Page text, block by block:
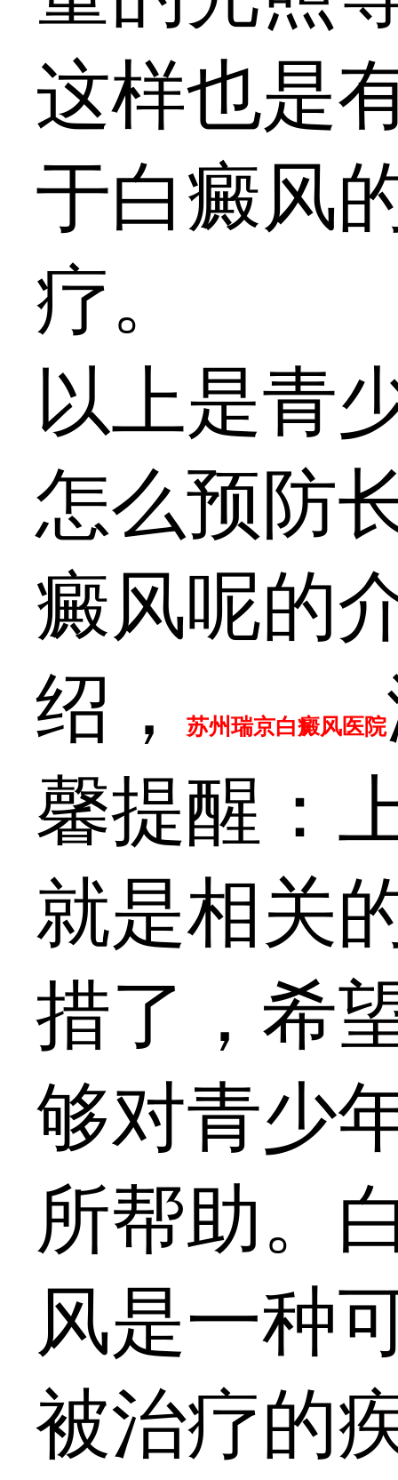
这样也是
于白癜风
疗。
以上是青
怎么预防
癜风呢的
绍，
苏州瑞京白癜风医院
馨提醒：
就是相关
措了，希
够对青少
所帮助。
风是一种
被治疗的